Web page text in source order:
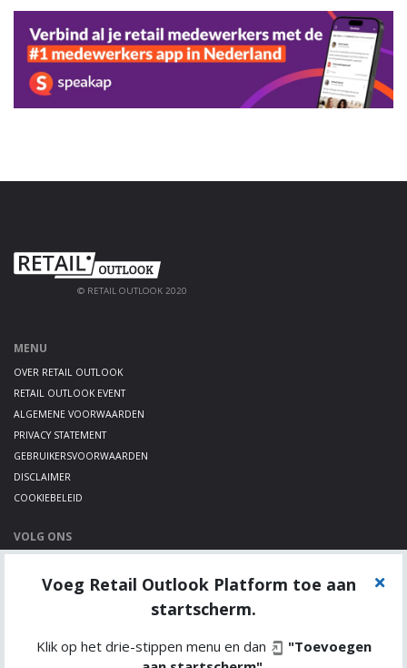
© RETAIL OUTLOOK 2020
MENU
OVER RETAIL OUTLOOK
RETAIL OUTLOOK EVENT
ALGEMENE VOORWAARDEN
PRIVACY STATEMENT
GEBRUIKERSVOORWAARDEN
DISCLAIMER
COOKIEBELEID
VOLG ONS
TWITTER
Voeg Retail Outlook Platform toe aan
startscherm.
Klik op het drie-stippen menu en dan
"Toevoegen